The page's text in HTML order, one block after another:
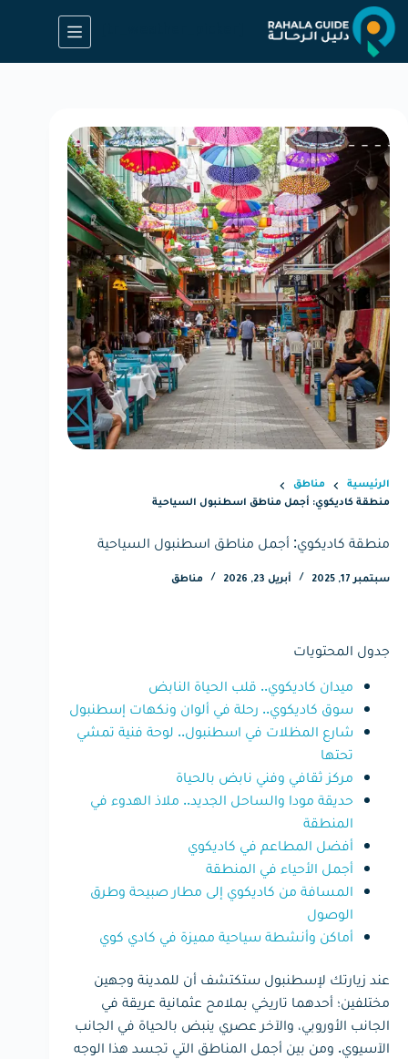
الرئيسية
مناطق
منطقة كاديكوي: أجمل مناطق اسطنبول السياحية
منطقة كاديكوي: أجمل مناطق اسطنبول السياحية
سبتمبر 17, 2025 أبريل 23, 2026 مناطق
جدول المحتويات
ميدان كاديكوي.. قلب الحياة النابض
سوق كاديكوي.. رحلة في ألوان ونكهات إسطنبول
شارع المظلات في اسطنبول.. لوحة فنية تمشي
تحتها
مركز ثقافي وفني نابض بالحياة
حديقة مودا والساحل الجديد.. ملاذ الهدوء في
المنطقة
أفضل المطاعم في كاديكوي
أجمل الأحياء في المنطقة
المسافة من كاديكوي إلى مطار صبيحة وطرق
الوصول
أماكن وأنشطة سياحية مميزة في كادي كوي
عند زيارتك لإسطنبول ستكتشف أن للمدينة وجهين
مختلفين؛ أحدهما تاريخي بملامح عثمانية عريقة في
الجانب الأوروبي، والآخر عصري ينبض بالحياة في الجانب
الآسيوي. ومن بين أجمل المناطق التي تجسد هذا الوجه